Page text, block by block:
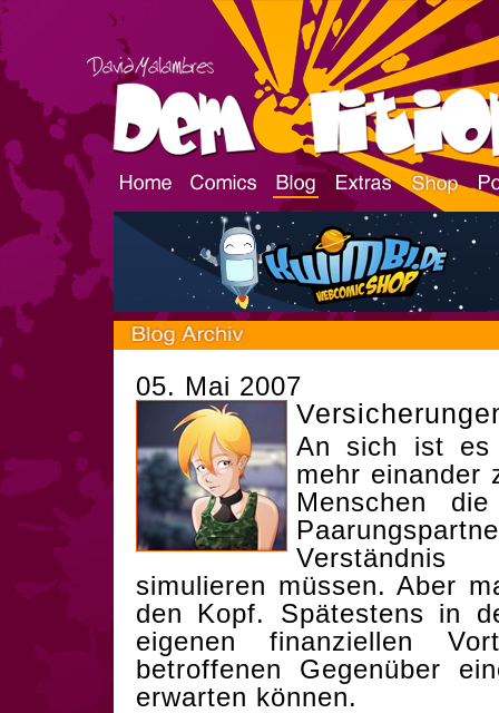
05. Mai 2007
An sich ist es
mehr einander
Menschen
Verständnis
simulieren müssen. Aber
den Kopf. Spätestens in
eigenen finanziellen
betroffenen Gegenüber
erwarten können.